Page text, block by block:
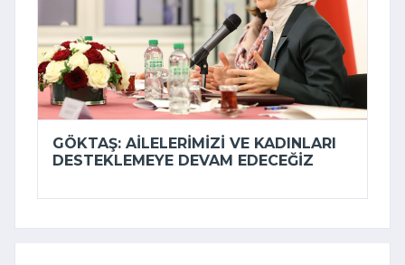
GÖKTAŞ: AILELERIMIZI VE KADINLARI
DESTEKLEMEYE DEVAM EDECEĞIZ